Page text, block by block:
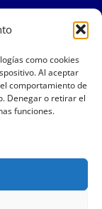
como cookies
Al aceptar
comportamiento de
Denegar o retirar el
funciones.
Rights
byQSidea